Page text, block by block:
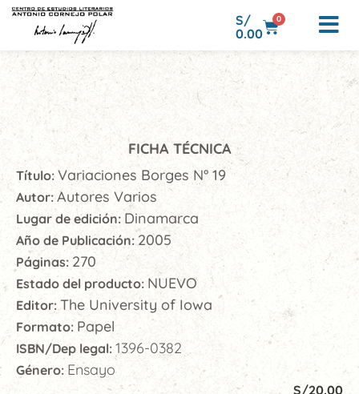
S/
0.00
0
FICHA TÉCNICA
Título: Variaciones Borges N° 19
Autor: Autores Varios
Lugar de edición: Dinamarca
Año de Publicación:2005
Páginas: 270
Estado del producto: NUEVO
Editor:The University of Iowa
Formato: Papel
ISBN/Dep legal: 1396-0382
Género: Ensayo
S/20.00